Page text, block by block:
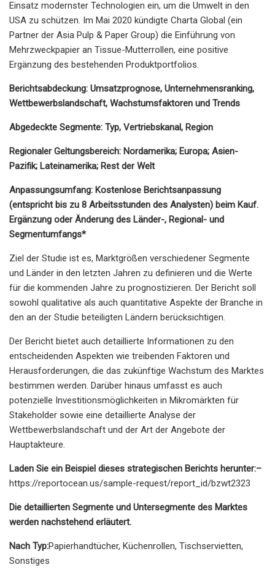
Einsatz modernster Technologien ein, um die Umwelt in den
USA zu schützen. Im Mai 2020 kündigte Charta Global (ein
Partner der Asia Pulp & Paper Group) die Einführung von
Mehrzweckpapier an Tissue-Mutterrollen, eine positive
Ergänzung des bestehenden Produktportfolios.
Berichtsabdeckung: Umsatzprognose, Unternehmensranking,
Wettbewerbslandschaft, Wachstumsfaktoren und Trends
Abgedeckte Segmente: Typ, Vertriebskanal, Region
Regionaler Geltungsbereich: Nordamerika; Europa; Asien-
Pazifik; Lateinamerika; Rest der Welt
Anpassungsumfang: Kostenlose Berichtsanpassung
(entspricht bis zu 8 Arbeitsstunden des Analysten) beim Kauf.
Ergänzung oder Änderung des Länder-, Regional- und
Segmentumfangs*
Ziel der Studie ist es, Marktgrößen verschiedener Segmente
und Länder in den letzten Jahren zu definieren und die Werte
für die kommenden Jahre zu prognostizieren. Der Bericht soll
sowohl qualitative als auch quantitative Aspekte der Branche in
den an der Studie beteiligten Ländern berücksichtigen.
Der Bericht bietet auch detaillierte Informationen zu den
entscheidenden Aspekten wie treibenden Faktoren und
Herausforderungen, die das zukünftige Wachstum des Marktes
bestimmen werden. Darüber hinaus umfasst es auch
potenzielle Investitionsmöglichkeiten in Mikromärkten für
Stakeholder sowie eine detaillierte Analyse der
Wettbewerbslandschaft und der Art der Angebote der
Hauptakteure.
Laden Sie ein Beispiel dieses strategischen Berichts herunter:–
https://reportocean.us/sample-request/report_id/bzwt2323
Die detaillierten Segmente und Untersegmente des Marktes
werden nachstehend erläutert.
Nach Typ:Papierhandtücher, Küchenrollen, Tischservietten,
Sonstiges